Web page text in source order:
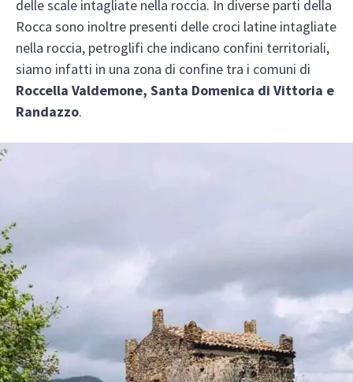
delle scale intagliate nella roccia. In diverse parti della
Rocca sono inoltre presenti delle croci latine intagliate
nella roccia, petroglifi che indicano confini territoriali,
siamo infatti in una zona di confine tra i comuni di
Roccella Valdemone, Santa Domenica di Vittoria e
Randazzo.